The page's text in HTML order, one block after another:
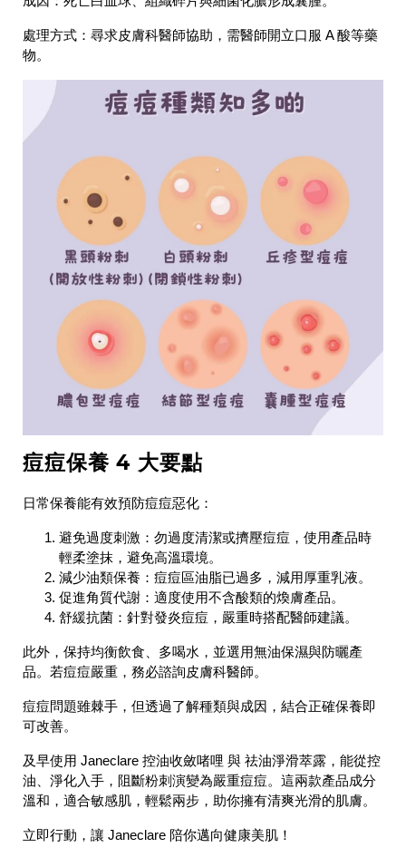
處理方式 ：尋求皮膚科醫師協助，需醫師開立口服 A 酸等藥
物。
痘痘保養 4 大要點
日常保養能有效預防痘痘惡化：
避免過度刺激 ：勿過度清潔或擠壓痘痘，使用產品時
輕柔塗抹，避免高溫環境。
減少油類保養 ：痘痘區油脂已過多，減用厚重乳液。
促進角質代謝 ：適度使用不含酸類的煥膚產品。
舒緩抗菌 ：針對發炎痘痘，嚴重時搭配醫師建議。
此外，保持均衡飲食、多喝水，並選用無油保濕與防曬產
品。若痘痘嚴重，務必諮詢皮膚科醫師。
痘痘問題雖棘手，但透過了解種類與成因，結合正確保養即
可改善。
及早使用 Janeclare 控油收斂啫哩 與 祛油淨滑萃露 ，能從控
油、淨化入手，阻斷粉刺演變為嚴重痘痘。這兩款產品成分
溫和，適合敏感肌，輕鬆兩步，助你擁有清爽光滑的肌膚。
立即行動，讓 Janeclare 陪你邁向健康美肌！